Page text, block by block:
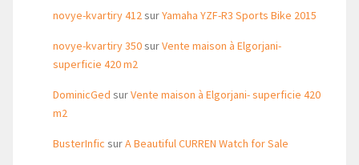
novye-kvartiry 412surYamaha YZF-R3 Sports Bike 2015
novye-kvartiry 350surVente maison à Elgorjani-
superficie 420 m2
DominicGed surVente maison à Elgorjani- superficie 420
m2
BusterInfic surA Beautiful CURREN Watch for Sale